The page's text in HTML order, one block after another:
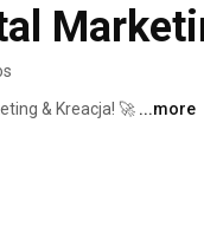
& Kreacja! 🚀 ...more